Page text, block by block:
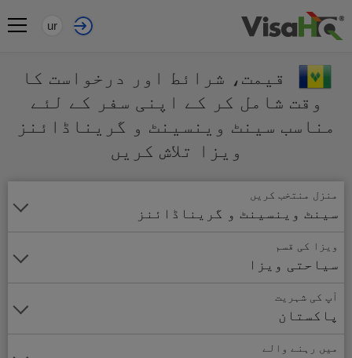
ur
قیمت، شرائط اور درخواست کا
وقت شامل کر کے اپنی سفر کے لئے
مناسب سینٹ وینسینٹ و گریناڈائنز
ویزا تلاش کریں
منزل منتخب کریں
سینٹ وینسینٹ و گریناڈائنز
ویزا کی قسم
سیاحتی ویزا
آپ کی شہریت
پاکستان
میں رہنے والے